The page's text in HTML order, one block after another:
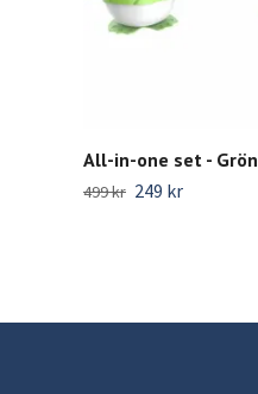
All-in-one set - Grön
499 kr 249 kr